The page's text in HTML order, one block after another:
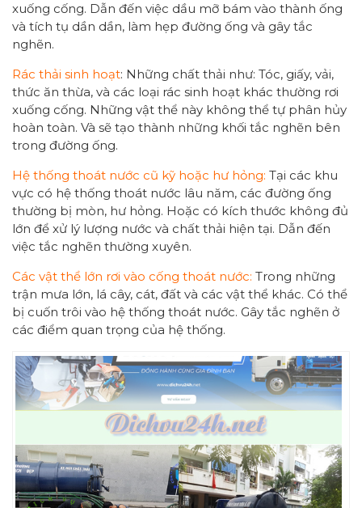
xuống cống. Dẫn đến việc dầu mỡ bám vào thành ống
và tích tụ dần dần, làm hẹp đường ống và gây tắc
nghẽn.
Rác thải sinh hoạt: Những chất thải như: Tóc, giấy, vải,
thức ăn thừa, và các loại rác sinh hoạt khác thường rơi
xuống cống. Những vật thể này không thể tự phân hủy
hoàn toàn. Và sẽ tạo thành những khối tắc nghẽn bên
trong đường ống.
Hệ thống thoát nước cũ kỹ hoặc hư hỏng: Tại các khu
vực có hệ thống thoát nước lâu năm, các đường ống
thường bị mòn, hư hỏng. Hoặc có kích thước không đủ
lớn để xử lý lượng nước và chất thải hiện tại. Dẫn đến
việc tắc nghẽn thường xuyên.
Các vật thể lớn rơi vào cống thoát nước: Trong những
trận mưa lớn, lá cây, cát, đất và các vật thể khác. Có thể
bị cuốn trôi vào hệ thống thoát nước. Gây tắc nghẽn ở
các điểm quan trọng của hệ thống.